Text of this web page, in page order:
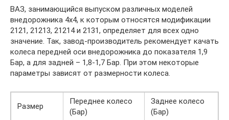
ВАЗ, занимающийся выпуском различных моделей
внедорожника 4х4, к которым относятся модификации
2121, 21213, 21214 и 2131, определяет для всех одно
значение. Так, завод-производитель рекомендует качать
колеса передней оси внедорожника до показателя 1,9
Бар, а для задней – 1,8-1,7 Бар. При этом некоторые
параметры зависят от размерности колеса.
Размер
Переднее колесо
(Бар)
Заднее колесо
(Бар)